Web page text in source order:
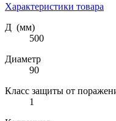
Характеристики товара
Д (мм)
500
Диаметр
90
Класс защиты от
1